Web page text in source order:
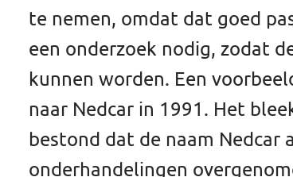
te nemen, omdat dat goed
een onderzoek nodig, zodat
kunnen worden. Een
naar Nedcar in 1991. Het
bestond dat de naam Nedcar
onderhandelingen